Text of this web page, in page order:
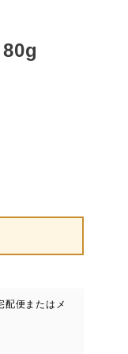
配便またはメ